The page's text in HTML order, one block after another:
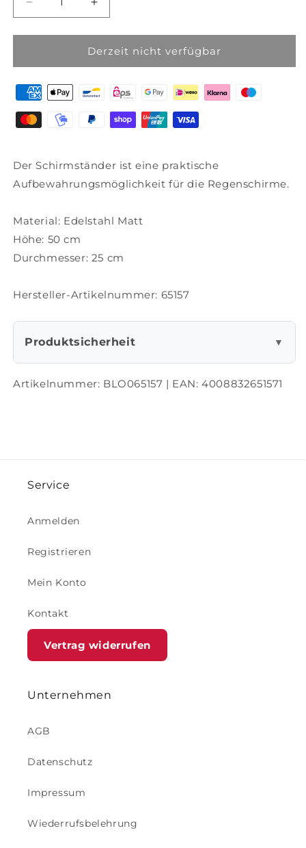
Verringere
die
Menge
Blomus
Slice
Regenschirmhalter
mit
matt,
65157
Erhöhe
die
Menge
für
Blomus
Slice
Regenschirmhalter
mit
matt,
65157
Derzeit nicht verfügbar
Der Schirmständer ist eine praktische
Aufbewahrungsmöglichkeit für die Regenschirme.
Material: Edelstahl Matt
Höhe: 50 cm
Durchmesser: 25 cm
Hersteller-Artikelnummer: 65157
Produktsicherheit ▼
Artikelnummer: BLO065157 | EAN:4008832651571
Service
Anmelden
Registrieren
Mein Konto
Kontakt
Vertrag widerrufen
Unternehmen
AGB
Datenschutz
Impressum
Wiederrufsbelehrung